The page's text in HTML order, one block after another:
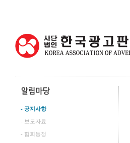
- 공지사항
- 보도자료
- 협회동정